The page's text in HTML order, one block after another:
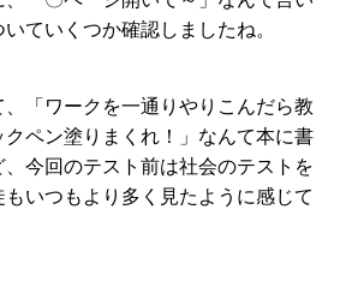
ていくつか確認しましたね。
「ワークを一通りやりこんだら教
ペン塗りまくれ！」なんて本に書
今回のテスト前は社会のテストを
いつもより多く見たように感じて